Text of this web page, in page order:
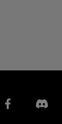
Facebook